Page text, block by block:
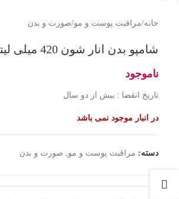
خانه/مراقبت پوست و مو/صورت و بدن
شامپو بدن انار شون 420 میلی لیتر
ناموجود
تاریخ انقضا : بیش از دو سال
در انبار موجود نمی باشد
دسته: مراقبت پوست و مو صورت و بدن